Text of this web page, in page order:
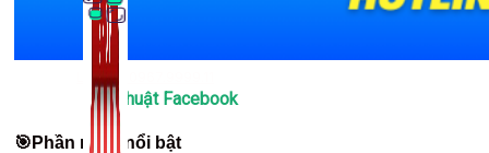
Thủ Thuật Facebook
Liên hệ: 0967.9999.11
🎯Phần mềm nổi bật